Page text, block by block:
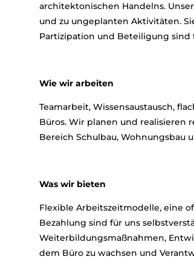
architektonischen Handelns.
und zu ungeplanten Aktivitäten.
Partizipation und Beteiligung sind
Wie wir arbeiten
Teamarbeit, Wissensaustausch,
Büros. Wir planen und realisieren
Bereich Schulbau, Wohnungsbau
Was wir bieten
Flexible Arbeitszeitmodelle, eine
Bezahlung sind für uns
Weiterbildungsmaßnahmen,
dem Büro zu wachsen und